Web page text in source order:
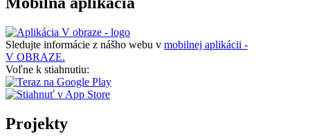
Sledujte informácie z nášho webu v mobilnej aplikácii -
V OBRAZE.
Voľne k stiahnutiu:
Projekty